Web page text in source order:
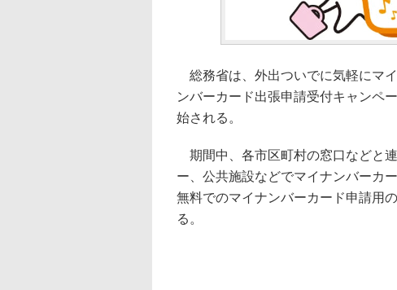
総務省は、外出ついでに気軽にマ
ンバーカード出張申請受付キャンペ
始される。
期間中、各市区町村の窓口などと
ー、公共施設などでマイナンバーカ
無料でのマイナンバーカード申請用
る。